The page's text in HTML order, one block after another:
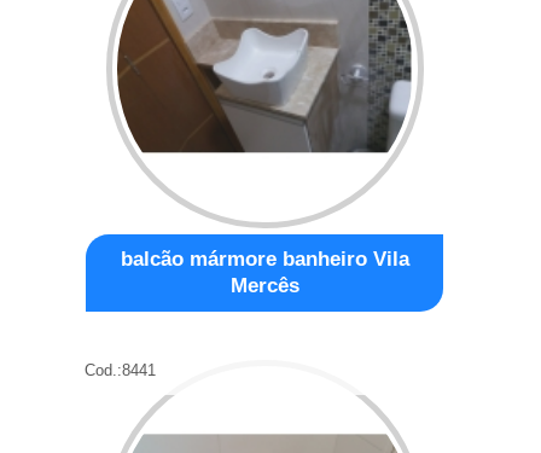
balcão mármore banheiro Vila
Mercês
Cod.:8441